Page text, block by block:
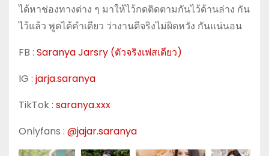
ได้หาช่องทางต่าง ๆ มาให้ไว้กดติดตามกันไว้ด้านล่าง กัน
ไว้แล้ว พูดได้คำเดียว ว่างานดีจริงไม่ผิดหวัง กันแน่นอน
FB : Saranya Jarsry (ตัวจริงเฟสเดียว)
IG : jarja.saranya
TikTok : saranya.xxx
Onlyfans : @jajar.saranya